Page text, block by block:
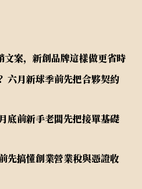
案，新創品牌這樣做更省時
六月新球季前先把合夥契約
底前新手老闆先把接單基礎
先搞懂創業營業稅與憑證收